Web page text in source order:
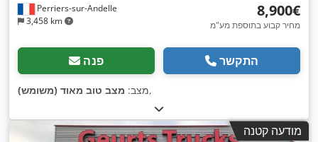
Perriers-sur-Andelle
3,458 km
‏8,900 ‏€
מחיר קבוע בתוספת מע"מ
פנה התקשר
מצב: מצב טוב מאוד (משומש) ,
מודעה קטנה